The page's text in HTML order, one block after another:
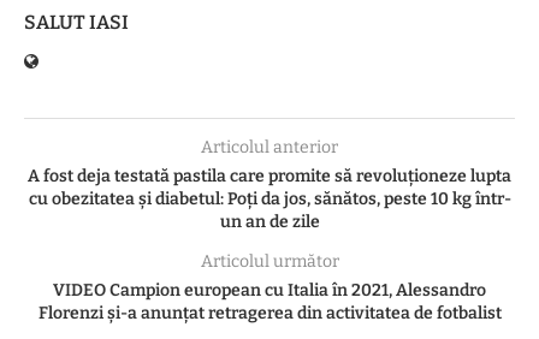
SALUT IASI
Articolul anterior
A fost deja testată pastila care promite să revoluționeze lupta
cu obezitatea și diabetul: Poți da jos, sănătos, peste 10 kg într-
un an de zile
Articolul următor
VIDEO Campion european cu Italia în 2021, Alessandro
Florenzi şi-a anunţat retragerea din activitatea de fotbalist